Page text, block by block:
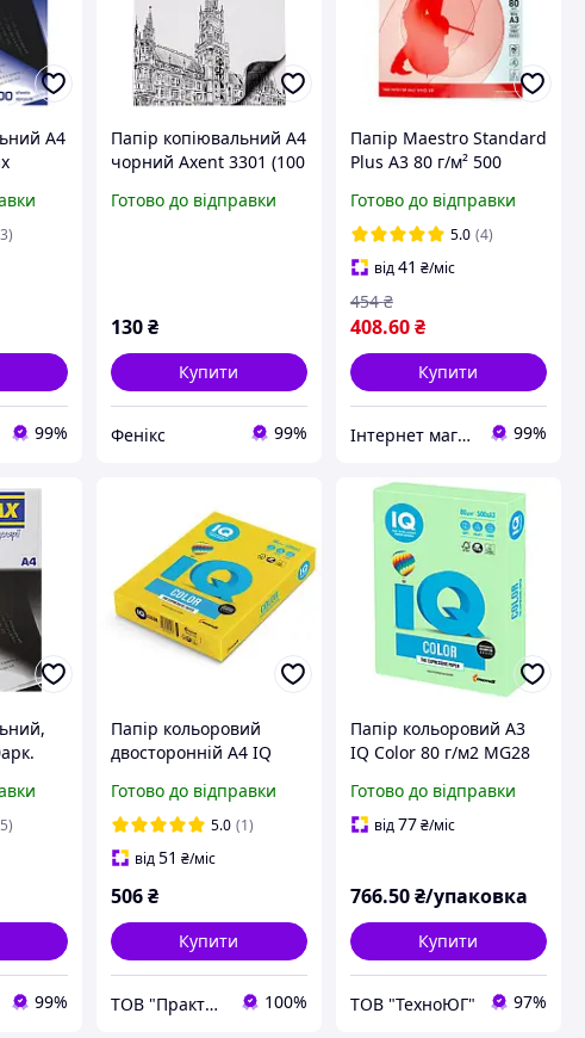
А4
99%
Папір копіювальний А4
чорний Axent 3301 (100
Готово до відправки
130 ₴
Купити
Фенікс 99%
Папір Maestro Standard
Plus А3 80 г/м² 500
Готово до відправки
5.0 (4)
від41 ₴/міс
408.60₴
454 ₴
Купити
Інтернет магазин ТерЛайн 99%
99%
Папір кольоровий
двосторонній А4 IQ
аркушів 80г/м2 Папір
жовтий пастельний
Готово до відправки
5.0 (1)
від51 ₴/міс
506 ₴
Купити
ТОВ "Практик 2022": Інтернет-магазин медичних, офісних, канцелярських та господарських товарів 100%
Папір кольоровий А3
IQ Color 80 г/м2 MG28
арк
Готово до відправки
від77₴/міс
766.50₴/упаковка
Купити
ТОВ "ТехноЮГ" 97%